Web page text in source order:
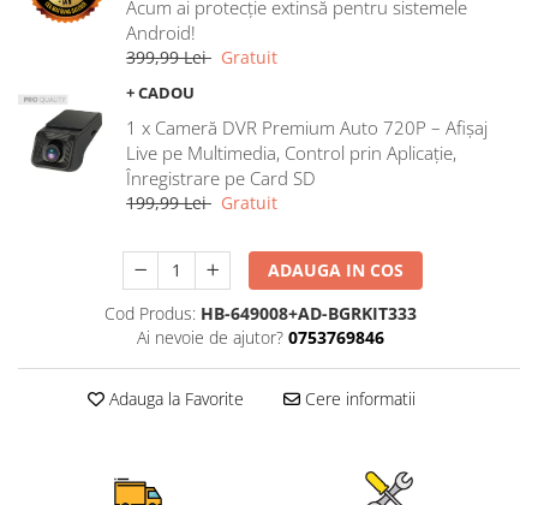
Rame adaptoare M-Benz
Rame adaptoare Opel
Rame adaptoare Skoda
Rame adaptoare Suzuki
Rame adaptoare Dacia
Rame adaptoare Audi
Rame adaptoare Renault
Acum ai protecție extinsă pentru sistemele
Android!
399,99 Lei Gratuit
+ CADOU
1 x Cameră DVR Premium Auto 720P – Afișaj
Live pe Multimedia, Control prin Aplicație,
Înregistrare pe Card SD
199,99 Lei Gratuit
ADAUGA IN COS
Cod Produs: HB-649008+AD-BGRKIT333
Ai nevoie de ajutor? 0753769846
Adauga la Favorite Cere informatii